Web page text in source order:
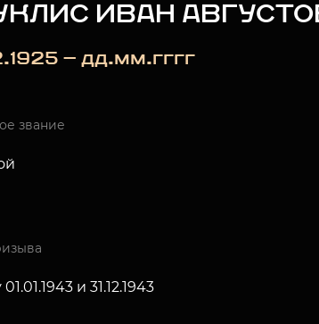
ИВАН
— дд.мм.гггг
звание
и 31.12.1943